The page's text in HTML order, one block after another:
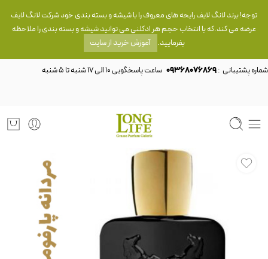
توجه! برند لانگ لایف رایحه های معروف را با شیشه و بسته بندی خود شرکت لانگ لایف
عرضه می کند.که با انتخاب حجم هر ادکلنی می توانید شیشه و بسته بندی را ملاحظه
بفرمایید. آموزش خرید از سایت
شماره پشتیبانی :09368076869